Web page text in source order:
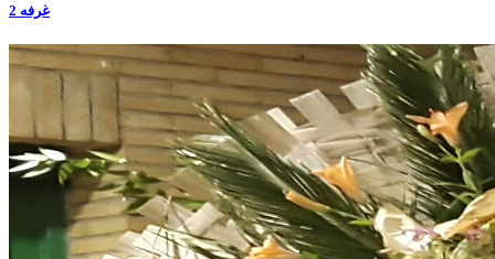
غرفه 2